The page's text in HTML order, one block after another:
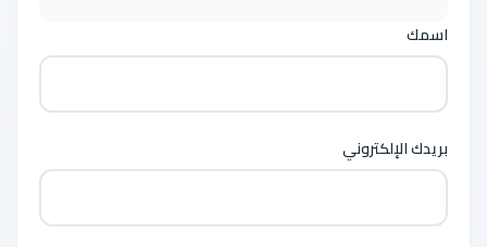
اسمك
بريدك الإلكتروني